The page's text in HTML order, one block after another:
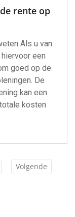
rente op
Als u van
een
goed op de
De
kan een
kosten
Volgende